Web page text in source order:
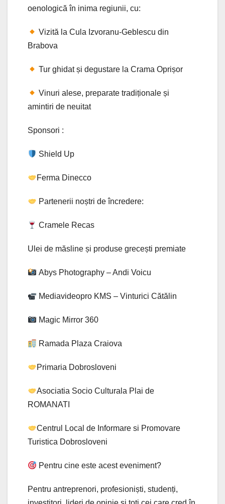
oenologică în inima regiunii, cu:
Vizită la Cula Izvoranu-Geblescu din
Brabova
Tur ghidat și degustare la Crama Oprișor
Vinuri alese, preparate tradiționale și
amintiri de neuitat
Sponsori :
Shield Up
Ferma Dinecco
Partenerii noștri de încredere:
Cramele Recas
Ulei de măsline și produse grecești premiate
Abys Photography – Andi Voicu
Mediavideopro KMS – Vinturici Cătălin
Magic Mirror 360
Ramada Plaza Craiova
Primaria Dobrosloveni
Asociatia Socio Culturala Plai de
ROMANATI
Centrul Local de Informare si Promovare
Turistica Dobrosloveni
Pentru cine este acest eveniment?
Pentru antreprenori, profesioniști, studenți,